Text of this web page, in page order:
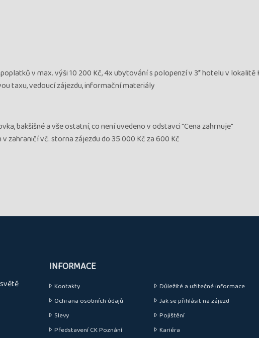
v max. výši 10 200 Kč, 4x ubytování s polopenzí v 3* hotelu v
taxu, vedoucí zájezdu, informační materiály
bakšišné a vše ostatní, co není uvedeno v odstavci "Cena zahrnuje"
zahraničí vč. storna zájezdu do 35 000 Kč za 600 Kč
INFORMACE
Kontakty
Důležité a užitečné informace
Ochrana osobních údajů
Jak se přihlásit na zájezd
Slevy
Pojištění
Představení CK Poznání
Kariéra